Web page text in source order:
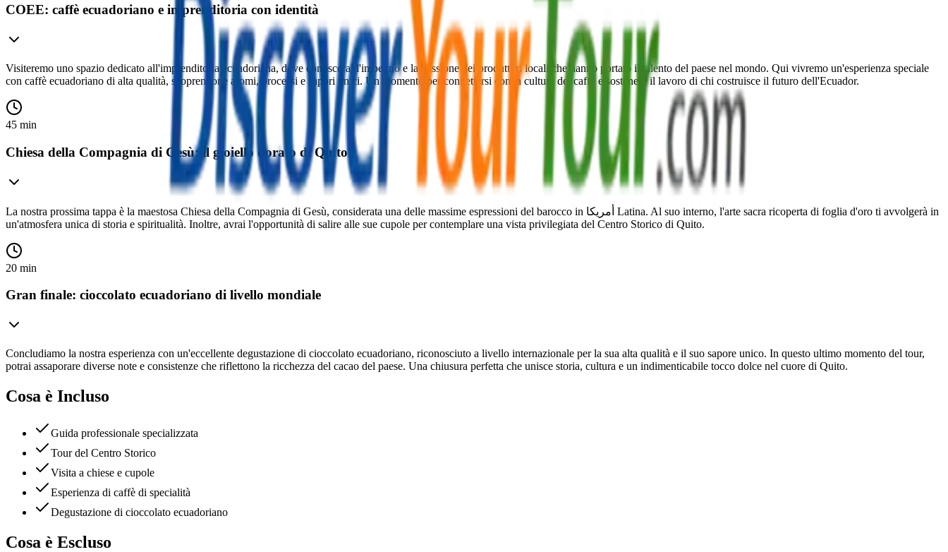
COEE: caffè ecuadoriano e imprenditoria con identità
Visiteremo uno spazio dedicato all'imprenditoria ecuadoriana, dove conoscerai l'impegno e la passione dei produttori locali che hanno portato il talento del paese nel mondo. Qui vivremo un'esperienza speciale
con caffè ecuadoriano di alta qualità, scoprendone aromi, processi e sapori unici. Un momento per connettersi con la cultura del caffè e sostenere il lavoro di chi costruisce il futuro dell'Ecuador.
45 min
Chiesa della Compagnia di Gesù: il gioiello dorato di Quito
La nostra prossima tappa è la maestosa Chiesa della Compagnia di Gesù, considerata una delle massime espressioni del barocco in أمريكا Latina. Al suo interno, l'arte sacra ricoperta di foglia d'oro ti avvolgerà in
un'atmosfera unica di storia e spiritualità. Inoltre, avrai l'opportunità di salire alle sue cupole per contemplare una vista privilegiata del Centro Storico di Quito.
20 min
Gran finale: cioccolato ecuadoriano di livello mondiale
Concludiamo la nostra esperienza con un'eccellente degustazione di cioccolato ecuadoriano, riconosciuto a livello internazionale per la sua alta qualità e il suo sapore unico. In questo ultimo momento del tour,
potrai assaporare diverse note e consistenze che riflettono la ricchezza del cacao del paese. Una chiusura perfetta che unisce storia, cultura e un indimenticabile tocco dolce nel cuore di Quito.
Cosa è Incluso
Guida professionale specializzata
Tour del Centro Storico
Visita a chiese e cupole
Esperienza di caffè di specialità
Degustazione di cioccolato ecuadoriano
Cosa è Escluso